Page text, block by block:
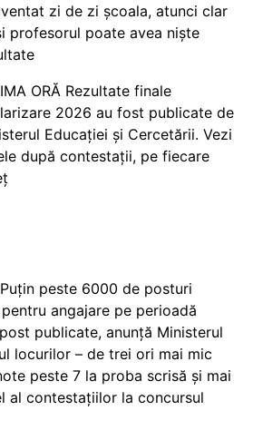
zi de zi școala, atunci clar
profesorul poate avea niște
ORĂ Rezultate finale
2026 au fost publicate de
Educației și Cercetării. Vezi
după contestații, pe fiecare
peste 6000 de posturi
angajare pe perioadă
publicate, anunță Ministerul
locurilor – de trei ori mai mic
peste 7 la proba scrisă și mai
al contestațiilor la concursul